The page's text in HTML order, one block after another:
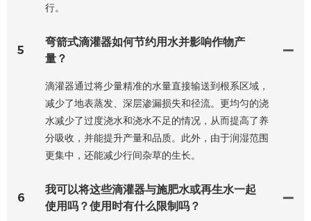
行。
5
弯箭式滴灌器如何节约用水并影响作物产
量？
滴灌器通过将少量精准的水量直接输送到根系区域，
减少了地表蒸发、深层渗漏损失和径流。更均匀的浇
水减少了过度浇水和浇水不足的情况，从而提高了养
分吸收，并能提升产量和品质。此外，由于润湿范围
更集中，还能减少行间杂草的生长。
6
我可以将这些滴灌器与施肥水或再生水一起
使用吗？使用时有什么限制吗？